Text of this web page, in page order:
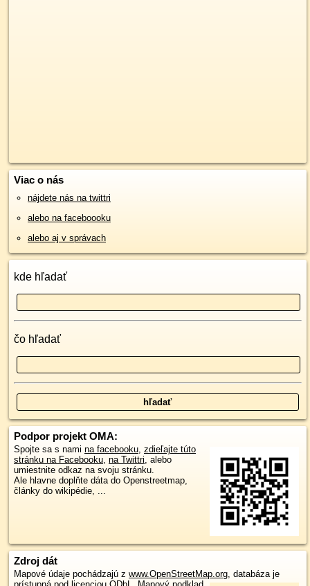
Viac o nás
nájdete nás na twittri
alebo na faceboooku
alebo aj v správach
kde hľadať
čo hľadať
Podpor projekt OMA:
Spojte sa s nami na facebooku, zdieľajte túto
stránku na Facebooku, na Twittri, alebo
umiestnite odkaz na svoju stránku.
Ale hlavne doplňte dáta do Openstreetmap,
články do wikipédie, ...
Zdroj dát
Mapové údaje pochádzajú z www.OpenStreetMap.org, databáza je